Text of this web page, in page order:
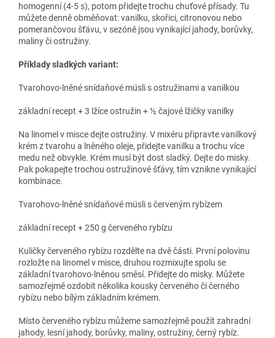
homogenní (4-5 s), potom přidejte trochu chuťové přísady. Tu
můžete denně obměňovat: vanilku, skořici, citronovou nebo
pomerančovou šťávu, v sezóně jsou vynikající jahody, borůvky,
maliny či ostružiny.
Příklady sladkých variant:
Tvarohovo-lněné snídaňové müsli s ostružinami a vanilkou
základní recept + 3 lžíce ostružin + ½ čajové lžičky vanilky
Na linomel v misce dejte ostružiny. V mixéru připravte vanilkový
krém z tvarohu a lněného oleje, přidejte vanilku a trochu více
medu než obvykle. Krém musí být dost sladký. Dejte do misky.
Pak pokapejte trochou ostružinové šťávy, tím vznikne vynikající
kombinace.
Tvarohovo-lněné snídaňové müsli s červeným rybízem
základní recept + 250 g červeného rybízu
Kuličky červeného rybízu rozdělte na dvě části. První polovinu
rozložte na linomel v misce, druhou rozmixujte spolu se
základní tvarohovo-lněnou směsí. Přidejte do misky. Můžete
samozřejmě ozdobit několika kousky červeného či černého
rybízu nebo bílým základním krémem.
Místo červeného rybízu můžeme samozřejmě použít zahradní
jahody, lesní jahody, borůvky, maliny, ostružiny, černý rybíz.